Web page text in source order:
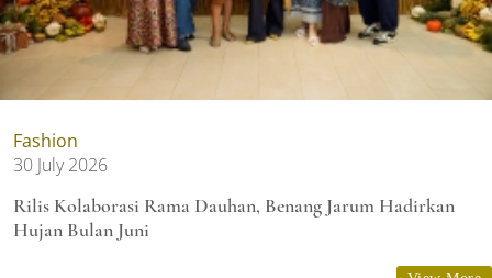
Fashion
30 July 2026
Rilis Kolaborasi Rama Dauhan, Benang Jarum Hadirkan
Hujan Bulan Juni